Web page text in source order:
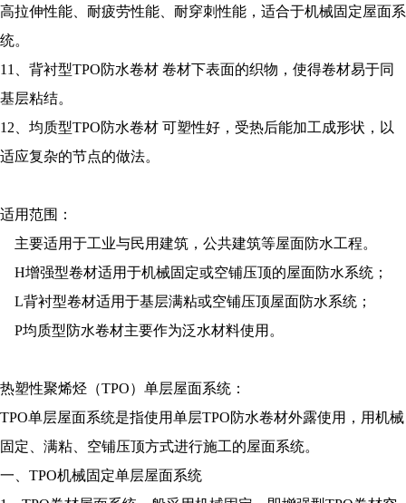
高拉伸性能、耐疲劳性能、耐穿刺性能，适合于机械固定屋面系
统。
11、背衬型TPO防水卷材 卷材下表面的织物，使得卷材易于同
基层粘结。
12、均质型TPO防水卷材 可塑性好，受热后能加工成形状，以
适应复杂的节点的做法。
适用范围：
主要适用于工业与民用建筑，公共建筑等屋面防水工程。
H增强型卷材适用于机械固定或空铺压顶的屋面防水系统；
L背衬型卷材适用于基层满粘或空铺压顶屋面防水系统；
P均质型防水卷材主要作为泛水材料使用。
热塑性聚烯烃（TPO）单层屋面系统：
TPO单层屋面系统是指使用单层TPO防水卷材外露使用，用机械
固定、满粘、空铺压顶方式进行施工的屋面系统。
一、TPO机械固定单层屋面系统